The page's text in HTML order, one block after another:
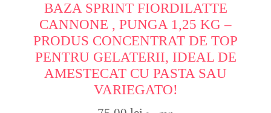
BAZA SPRINT FIORDILATTE
CANNONE , PUNGA 1,25 KG –
PRODUS CONCENTRAT DE TOP
PENTRU GELATERII, IDEAL DE
AMESTECAT CU PASTA SAU
VARIEGATO!